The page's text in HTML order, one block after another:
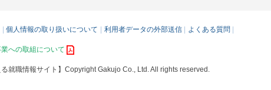
個人情報の取り扱いについて 利用者データの外部送信 よくある質問
への取組について
就職情報サイト】 Copyright Gakujo Co., Ltd. All rights reserved.